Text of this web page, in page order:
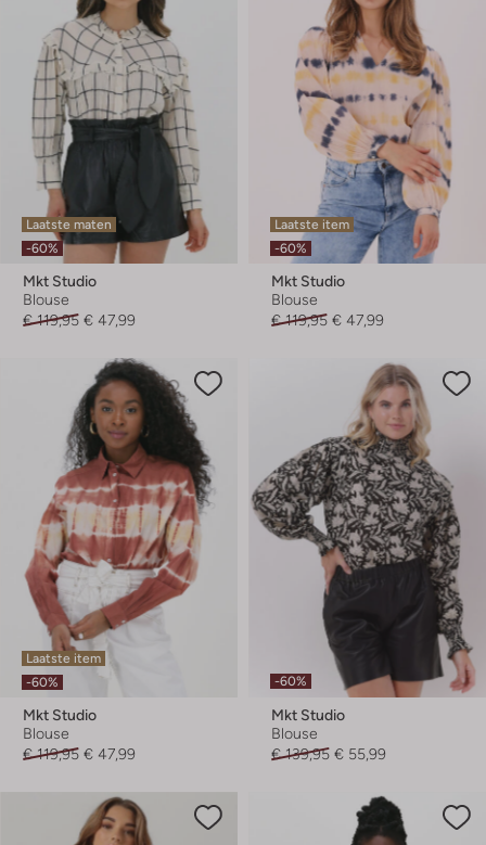
Laatste maten
-60%
Mkt Studio
Blouse
€ 119,95 € 47,99
Laatste item
-60%
Mkt Studio
Blouse
€ 119,95 € 47,99
Laatste item
-60%
Mkt Studio
Blouse
€ 119,95 € 47,99
-60%
Mkt Studio
Blouse
€ 139,95 € 55,99